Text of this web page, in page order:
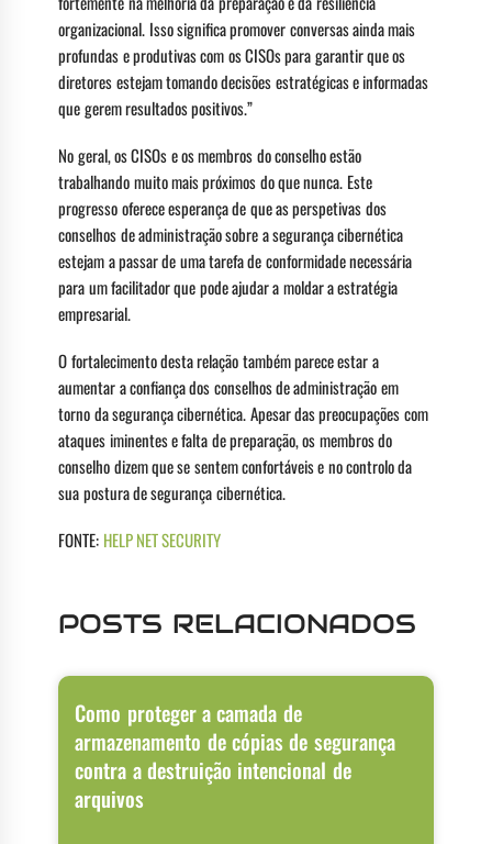
organizacional. Isso significa promover conversas ainda mais
profundas e produtivas com os CISOs para garantir que os
diretores estejam tomando decisões estratégicas e informadas
que gerem resultados positivos.”
No geral, os CISOs e os membros do conselho estão
trabalhando muito mais próximos do que nunca. Este
progresso oferece esperança de que as perspetivas dos
conselhos de administração sobre a segurança cibernética
estejam a passar de uma tarefa de conformidade necessária
para um facilitador que pode ajudar a moldar a estratégia
empresarial.
O fortalecimento desta relação também parece estar a
aumentar a confiança dos conselhos de administração em
torno da segurança cibernética. Apesar das preocupações com
ataques iminentes e falta de preparação, os membros do
conselho dizem que se sentem confortáveis ​​e no controlo da
sua postura de segurança cibernética.
FONTE: HELP NET SECURITY
POSTS RELACIONADOS
Como proteger a camada de
armazenamento de cópias de segurança
contra a destruição intencional de
arquivos